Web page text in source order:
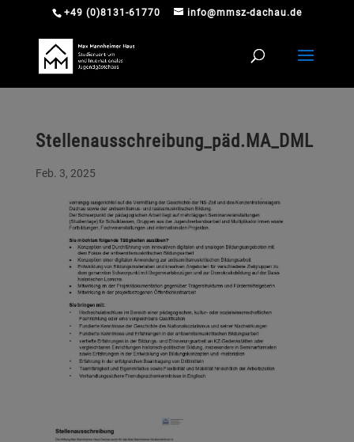
+49 (0)8131-61770 info@mmsz-dachau.de
Stellenausschreibung_päd.MA_DML
Feb. 3, 2025